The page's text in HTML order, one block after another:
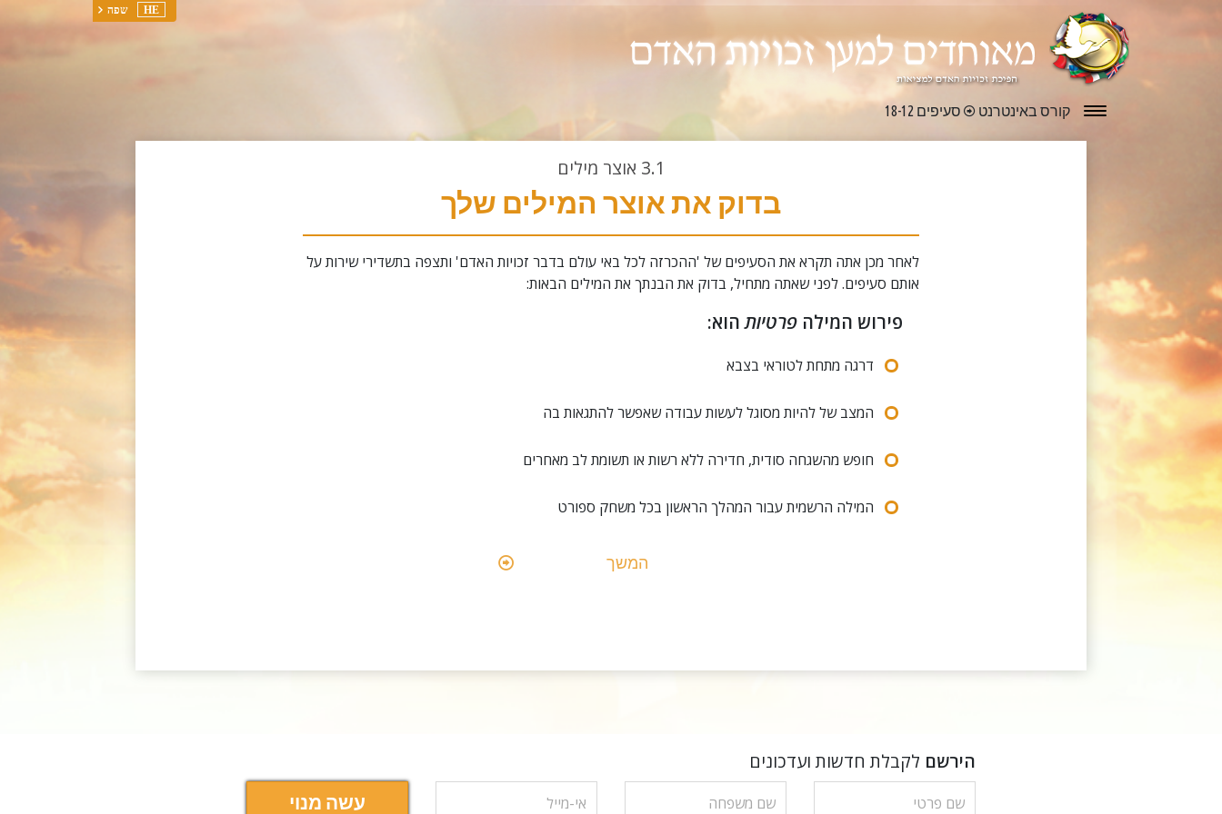
HE שפה
קורס באינטרנט סעיפים 18-12
3.1 אוצר מילים
בדוק את אוצר המילים שלך
לאחר מכן אתה תקרא את הסעיפים של 'ההכרזה לכל באי עולם בדבר זכויות האדם' ותצפה בתשדירי שירות על
אותם סעיפים. לפני שאתה מתחיל, בדוק את הבנתך את המילים הבאות:
פירוש המילה פרטיותהוא:
דרגה מתחת לטוראי בצבא
המצב של להיות מסוגל לעשות עבודה שאפשר להתגאות בה
חופש מהשגחה סודית, חדירה ללא רשות או תשומת לב מאחרים
המילה הרשמית עבור המהלך הראשון בכל משחק ספורט
המשך
הירשם לקבלת חדשות ועדכונים
עשה מנוי